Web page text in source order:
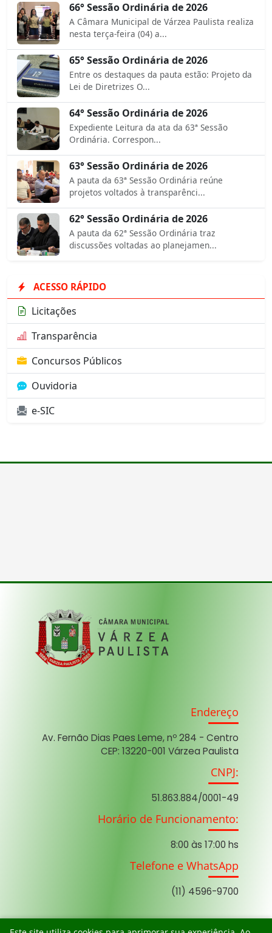
66° Sessão Ordinária de 2026
A Câmara Municipal de Várzea Paulista realiza
nesta terça-feira (04) a...
65° Sessão Ordinária de 2026
Entre os destaques da pauta estão: Projeto da
Lei de Diretrizes O...
64° Sessão Ordinária de 2026
Expediente Leitura da ata da 63ª Sessão
Ordinária. Correspon...
63° Sessão Ordinária de 2026
A pauta da 63ª Sessão Ordinária reúne
projetos voltados à transparênci...
62° Sessão Ordinária de 2026
A pauta da 62ª Sessão Ordinária traz
discussões voltadas ao planejamen...
ACESSO RÁPIDO
Licitações
Transparência
Concursos Públicos
Ouvidoria
e-SIC
Endereço
Av. Fernão Dias Paes Leme, nº 284 - Centro
CEP: 13220-001 Várzea Paulista
CNPJ:
51.863.884/0001-49
Horário de Funcionamento:
8:00 às 17:00 hs
Telefone e WhatsApp
(11) 4596-9700